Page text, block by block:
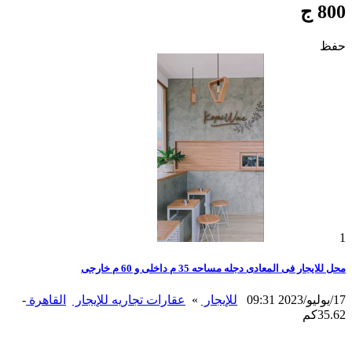
800 ج
حفظ
1
محل للايجار فى المعادى دجله مساحه 35 م داخلى و 60 م خارجى
17/يوليو/2023 09:31 للإيجار » عقارات تجاريه للإيجار القاهرة -
35.62كم